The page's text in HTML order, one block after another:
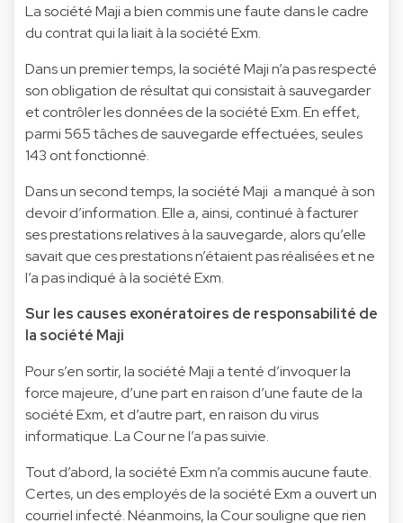
La société Maji a bien commis une faute dans le cadre
du contrat qui la liait à la société Exm.
Dans un premier temps, la société Maji n’a pas respecté
son obligation de résultat qui consistait à sauvegarder
et contrôler les données de la société Exm. En effet,
parmi 565 tâches de sauvegarde effectuées, seules
143 ont fonctionné.
Dans un second temps, la société Maji a manqué à son
devoir d’information. Elle a, ainsi, continué à facturer
ses prestations relatives à la sauvegarde, alors qu’elle
savait que ces prestations n’étaient pas réalisées et ne
l’a pas indiqué à la société Exm.
Sur les causes exonératoires de responsabilité de
la société Maji
Pour s’en sortir, la société Maji a tenté d’invoquer la
force majeure, d’une part en raison d’une faute de la
société Exm, et d’autre part, en raison du virus
informatique. La Cour ne l’a pas suivie.
Tout d’abord, la société Exm n’a commis aucune faute.
Certes, un des employés de la société Exm a ouvert un
courriel infecté. Néanmoins, la Cour souligne que rien